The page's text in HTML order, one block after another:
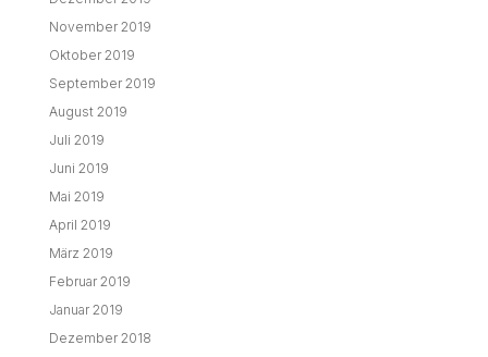
November 2019
Oktober 2019
September 2019
August 2019
Juli 2019
Juni 2019
Mai 2019
April 2019
März 2019
Februar 2019
Januar 2019
Dezember 2018